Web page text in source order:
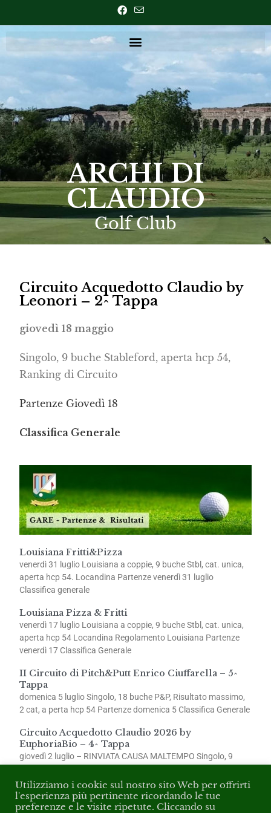
ARCHI DI
CLAUDIO
Golf Club
Circuito Acquedotto Claudio by
Leonori – 2^ Tappa
giovedì 18 maggio
Singolo, 9 buche Stableford, aperta hcp 54,
Ranking di Circuito
Partenze Giovedì 18
Classifica Generale
Louisiana Fritti&Pizza
venerdì 31 luglio Louisiana a coppie, 9 buche Stbl, cat. unica,
aperta hcp 54. Locandina Partenze venerdì 31 luglio
Classifica generale
Louisiana Pizza & Fritti
venerdì 17 luglio Louisiana a coppie, 9 buche Stbl, cat. unica,
aperta hcp 54 Locandina Regolamento Louisiana Partenze
venerdì 17 Classifica Generale
II Circuito di Pitch&Putt Enrico Ciuffarella – 5^
Tappa
domenica 5 luglio Singolo, 18 buche P&P, Risultato massimo,
2 cat, a perta hcp 54 Partenze domenica 5 Classifica Generale
Circuito Acquedotto Claudio 2026 by
EuphoriaBio – 4^ Tappa
giovedì 2 luglio – RINVIATA CAUSA MALTEMPO Singolo, 9
Utilizziamo i cookie sul nostro sito Web per offrirti
l'esperienza più pertinente ricordando le tue
preferenze e le visite ripetute. Cliccando su